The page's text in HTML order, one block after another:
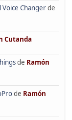
Voice Changerde
Cutanda
de Ramón
de Ramón